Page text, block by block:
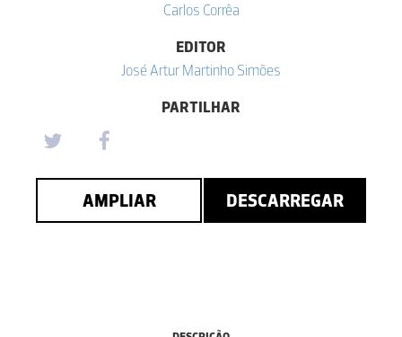
Carlos Corrêa
EDITOR
José Artur Martinho Simões
PARTILHAR
AMPLIAR DESCARREGAR